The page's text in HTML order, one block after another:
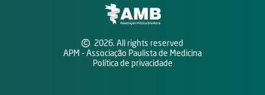
2026. All rights reserved
APM - Associação Paulista de Medicina
Política de privacidade